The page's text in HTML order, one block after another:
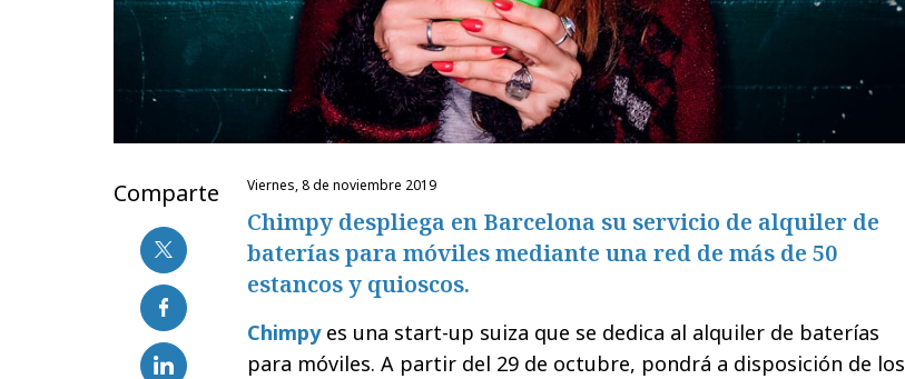
Comparte viernes, 8 de noviembre 2019
Chimpy despliega en Barcelona su servicio de alquiler de
baterías para móviles mediante una red de más de 50
estancos y quioscos.
Chimpyes una start-up suiza que se dedica al alquiler de baterías
para móviles. A partir del 29 de octubre, pondrá a disposición de los